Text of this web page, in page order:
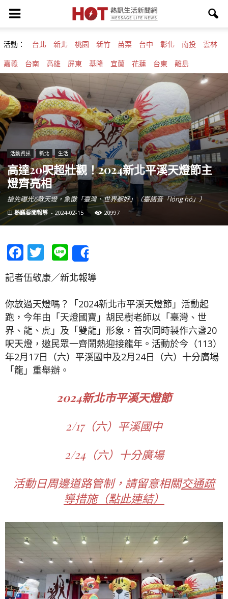
活動： 台北 新北 桃園 新竹 苗栗 台中 彰化 南投 雲林
嘉義 台南 高雄 屏東 基隆 宜蘭 花蓮 台東 離島
活動資訊 新北 生活
高達20呎超壯觀！2024新北平溪天燈節主
燈齊亮相
搶先曝光6款天燈，象徵「臺灣、世界都好」（臺語音「lóng hó」）
由熱議要聞報導 - 2024-02-15 20997
Facebook
Twitter
Line
記者伍敬康／新北報導
你放過天燈嗎？「2024新北市平溪天燈節」活動起
跑，今年由「天燈國寶」胡民樹老師以「臺灣、世
界、龍、虎」及「雙龍」形象，首次同時製作六盞20
呎天燈，邀民眾一齊鬧熱迎接龍年。活動於今（113）
年2月17日（六）平溪國中及2月24日（六）十分廣場
「龍」重舉辦。
2024新北市平溪天燈節
2/17（六）平溪國中
2/24（六）十分廣場
活動日周邊道路管制，請留意相關交通疏
導措施（點此連結）